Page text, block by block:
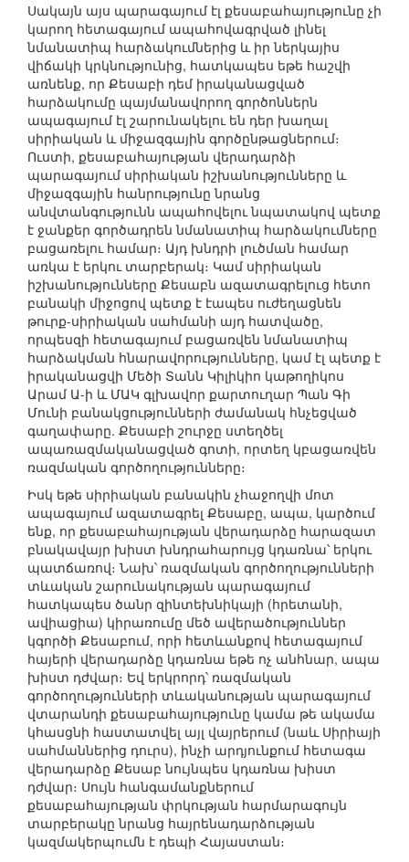
Սակայն այս պարագայում էլ քեսաբահայությունը չի
կարող հետագայում ապահովագրված լինել
նմանատիպ հարձակումներից և իր ներկայիս
վիճակի կրկնությունից, հատկապես եթե հաշվի
առնենք, որ Քեսաբի դեմ իրականացված
հարձակումը պայմանավորող գործոններն
ապագայում էլ շարունակելու են դեր խաղալ
սիրիական և միջազգային գործընթացներում։
Ուստի, քեսաբահայության վերադարձի
պարագայում սիրիական իշխանությունները և
միջազգային հանրությունը նրանց
անվտանգությունն ապահովելու նպատակով պետք
է ջանքեր գործադրեն նմանատիպ հարձակումները
բացառելու համար։ Այդ խնդրի լուծման համար
առկա է երկու տարբերակ։ Կամ սիրիական
իշխանությունները Քեսաբն ազատագրելուց հետո
բանակի միջոցով պետք է էապես ուժեղացնեն
թուրք-սիրիական սահմանի այդ հատվածը,
որպեսզի հետագայում բացառվեն նմանատիպ
հարձակման հնարավորությունները, կամ էլ պետք է
իրականացվի Մեծի Տանն Կիլիկիո կաթողիկոս
Արամ Ա-ի և ՄԱԿ գլխավոր քարտուղար Պան Գի
Մունի բանակցությունների ժամանակ հնչեցված
գաղափարը. Քեսաբի շուրջը ստեղծել
ապառազմականացված գոտի, որտեղ կբացառվեն
ռազմական գործողությունները։
Իսկ եթե սիրիական բանակին չհաջողվի մոտ
ապագայում ազատագրել Քեսաբը, ապա, կարծում
ենք, որ քեսաբահայության վերադարձը հարազատ
բնակավայր խիստ խնդրահարույց կդառնա՝ երկու
պատճառով։ Նախ՝ ռազմական գործողությունների
տևական շարունակության պարագայում
հատկապես ծանր զինտեխնիկայի (հրետանի,
ավիացիա) կիրառումը մեծ ավերածություններ
կգործի Քեսաբում, որի հետևանքով հետագայում
հայերի վերադարձը կդառնա եթե ոչ անհնար, ապա
խիստ դժվար։ Եվ երկրորդ՝ ռազմական
գործողությունների տևականության պարագայում
վտարանդի քեսաբահայությունը կամա թե ակամա
կհասցնի հաստատվել այլ վայրերում (նաև Սիրիայի
սահմաններից դուրս), ինչի արդյունքում հետագա
վերադարձը Քեսաբ նույնպես կդառնա խիստ
դժվար։ Սույն հանգամանքներում
քեսաբահայության փրկության հարմարագույն
տարբերակը նրանց հայրենադարձության
կազմակերպումն է դեպի Հայաստան։